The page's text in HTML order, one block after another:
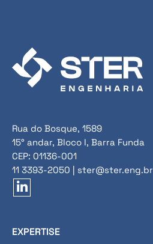
Rua do Bosque, 1589
15° andar, Bloco I, Barra Funda
CEP: 01136-001
11 3393-2050 | ster@ster.eng.br
EXPERTISE